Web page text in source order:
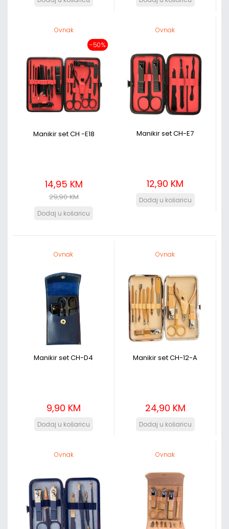
Ovnak
-50%
Manikir set CH -E18
14,95 KM
29,90 KM
Ovnak
Manikir set CH-E7
12,90 KM
Ovnak
Manikir set CH-D4
9,90 KM
Ovnak
Manikir set CH-12-A
24,90 KM
Ovnak Ovnak